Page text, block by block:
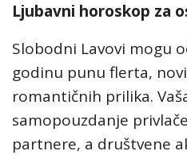
Ljubavni horoskop za
Slobodni Lavovi mogu
godinu punu flerta,
romantičnih prilika.
samopouzdanje
partnere, a društvene